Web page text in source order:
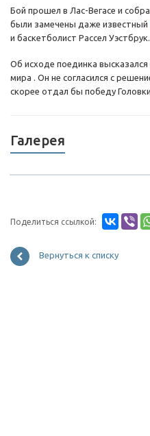
Бой прошел в Лас-Вегасе и
были замечены даже известный
и баскетболист Рассел Уэстбрук.
Об исходе поединка
мира . Он не согласился с
скорее отдал бы победу
Галерея
Поделиться ссылкой:
Вернуться к списку